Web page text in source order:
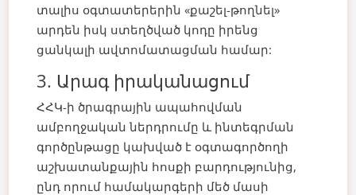
տալիս օգտատերերին «քաշել-թողնել»
արդեն իսկ ստեղծված կոդը իրենց
ցանկալի ավտոմատացման համար:
3. Արագ իրականացում
ՀՀԿ-ի ծրագրային ապահովման
ամբողջական ներդրումը և ինտեգրման
գործընթացը կախված է օգտագործողի
աշխատանքային հոսքի բարդությունից,
ընդ որում համակարգերի մեծ մասի